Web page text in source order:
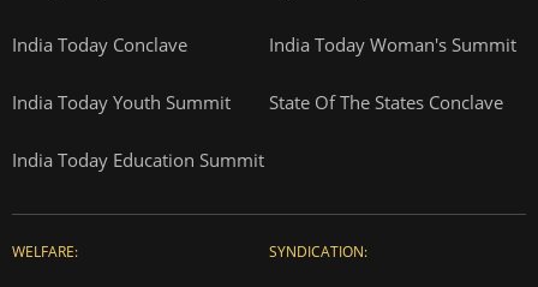
India Today Conclave India Today Woman's Summit
India Today Youth Summit State Of The States Conclave
India Today Education Summit
WELFARE: SYNDICATION: